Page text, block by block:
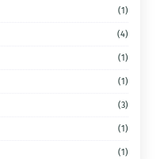
(1)
(4)
(1)
(1)
(3)
(1)
(1)